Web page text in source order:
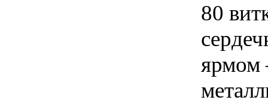
80
ярмом